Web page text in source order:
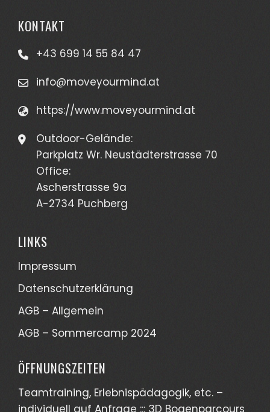
KONTAKT
+43 699 14 55 84 47
info@moveyourmind.at
https://www.moveyourmind.at
Outdoor-Gelände:
Parkplatz Wr. Neustädterstrasse 70
Office:
Ascherstrasse 9a
A-2734 Puchberg
LINKS
Impressum
Datenschutzerklärung
AGB – Allgemein
AGB – Sommercamp 2024
ÖFFNUNGSZEITEN
Teamtraining, Erlebnispädagogik, etc. –